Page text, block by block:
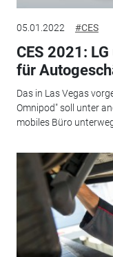
05.01.2022 #CES
CES 2021:
für
Das in Las Vegas
Omnipod" soll unter
mobiles Büro